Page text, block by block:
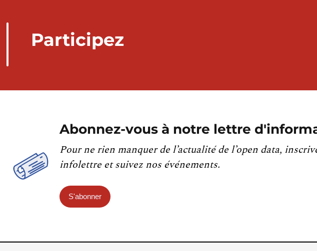
Participez
Abonnez-vous à notre lettre
Pour ne rien manquer de l’actualité de l’open data,
infolettre et suivez nos événements.
S'abonner